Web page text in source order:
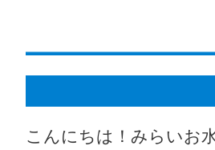
こんにちは！みらいお